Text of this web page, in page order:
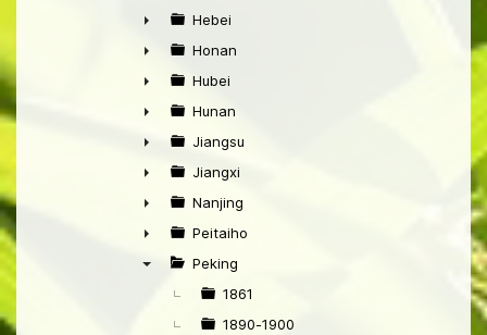
►
►
Hebei
►
Honan
►
Hubei
►
Hunan
►
Jiangsu
►
Jiangxi
►
Nanjing
►
Peitaiho
Peking
1861
1890-1900